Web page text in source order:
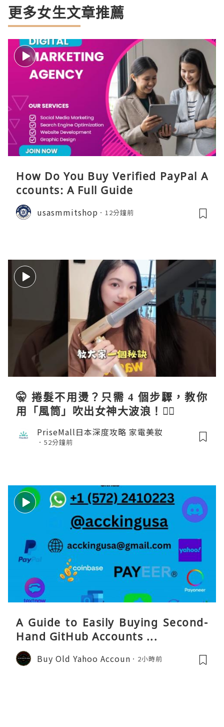
更多女生文章推薦
How Do You Buy Verified PayPal A
ccounts: A Full Guide
usasmmitshop 12分鐘前
🤫 捲髮不用燙？只需 4 個步驟，教你
用「風筒」吹出女神大波浪！💇‍♀️
PriseMall日本深度攻略 家電美妝
52分鐘前
A Guide to Easily Buying Second-
Hand GitHub Accounts ...
Buy Old Yahoo Accoun 2小時前